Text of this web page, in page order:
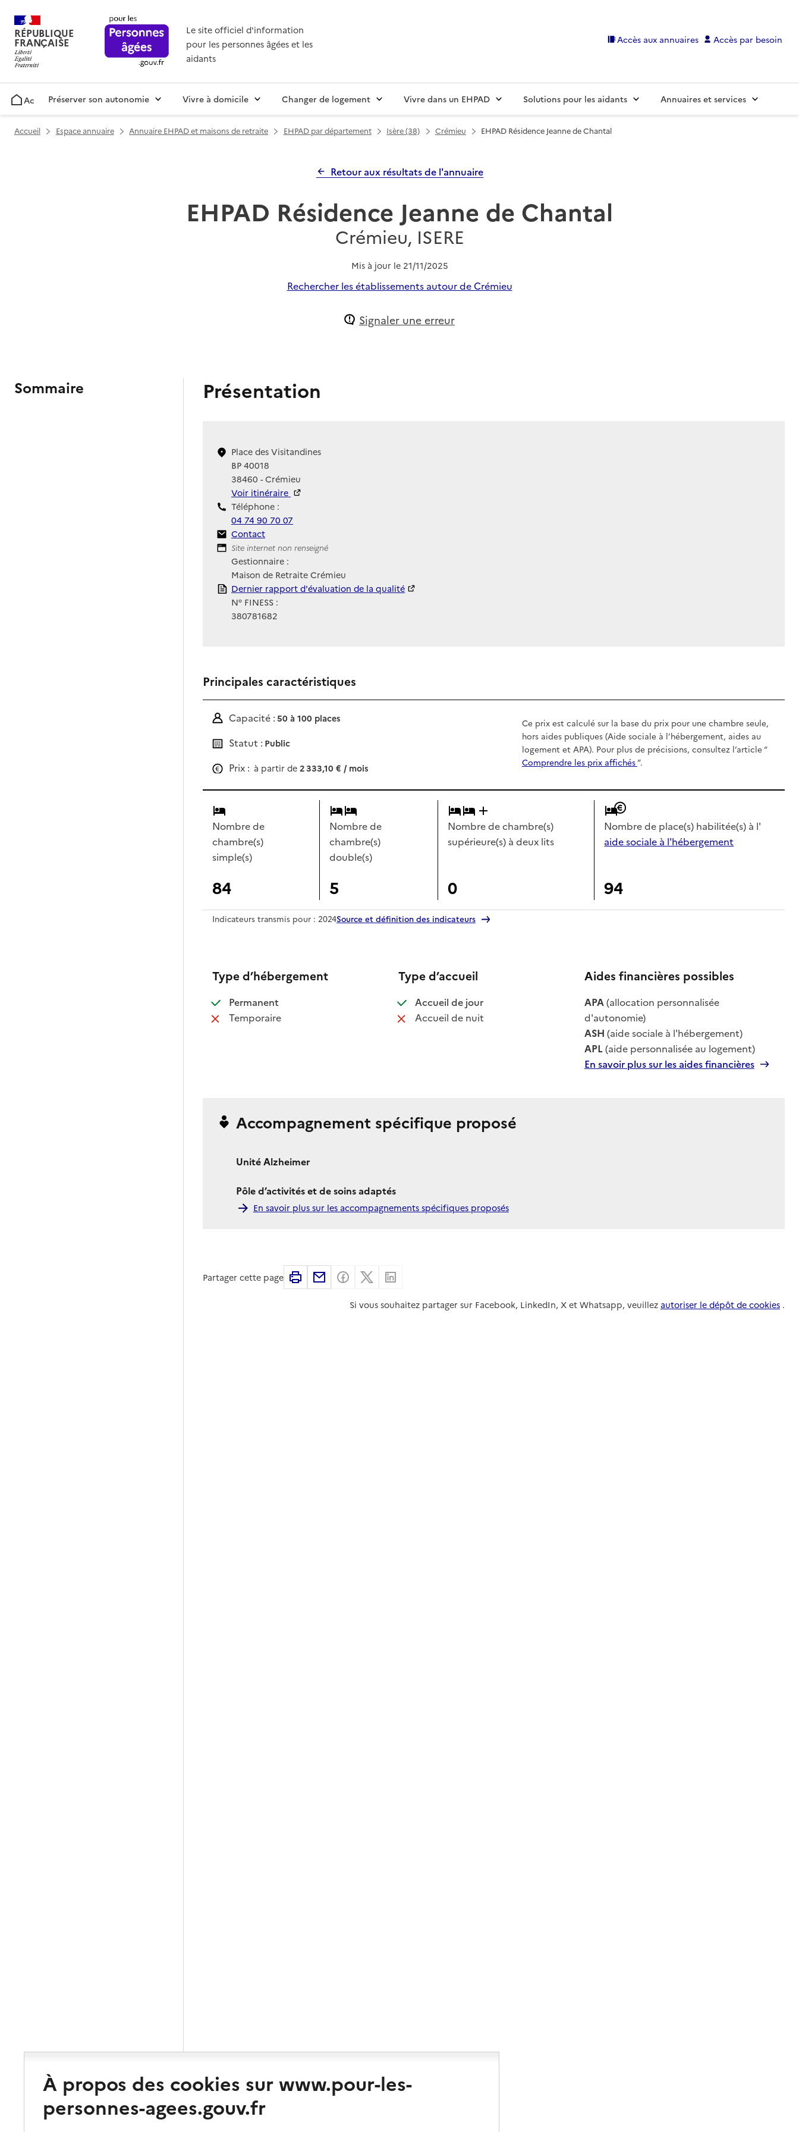
RÉPUBLIQUE
FRANÇAISE
Le site officiel d'information
pour les personnes âgées et les
aidants
Accès aux annuaires Accès par besoin
AccueilPréserver son autonomie Vivre à domicile Changer de logement Vivre dans un EHPAD Solutions pour les aidants Annuaires et services
Accueil Espace annuaire Annuaire EHPAD et maisons de retraite EHPAD par département Isère (38) Crémieu EHPAD Résidence Jeanne de Chantal
Retour aux résultats de l'annuaire
EHPAD Résidence Jeanne de Chantal
Crémieu, ISERE
Mis à jour le 21/11/2025
Rechercher les établissements autour de Crémieu
Signaler une erreur
Sommaire Présentation
Place des Visitandines
BP 40018
38460 - Crémieu
Voir itinéraire
Téléphone :
04 74 90 70 07
Contact
Contact
Site Internet
Site internet non renseigné
Gestionnaire :
Maison de Retraite Crémieu
Rapport HAS
Dernier rapport d'évaluation de la qualité
N° FINESS :
380781682
Principales caractéristiques
Capacité : 50 à 100 places
Statut : Public
Prix : à partir de 2 333,10 € / mois
Ce prix est calculé sur la base du prix pour une chambre seule,
hors aides publiques (Aide sociale à l’hébergement, aides au
logement et APA). Pour plus de précisions, consultez l’article “
Comprendre les prix affichés”.
Nombre de
chambre(s)
simple(s)
84
Nombre de
chambre(s)
double(s)
5
Nombre de chambre(s)
supérieure(s) à deux lits
0
Nombre de place(s) habilitée(s) à l'
aide sociale à l'hébergement
94
Indicateurs transmis pour : 2024Source et définition des indicateurs
Type d’hébergement
Permanent: disponible
Temporaire: non disponible
Type d’accueil
Accueil de jour: disponible
Accueil de nuit: non disponible
Aides financières possibles
APA(allocation personnalisée
d'autonomie)
ASH (aide sociale à l'hébergement)
APL(aide personnalisée au logement)
En savoir plus sur les aides financières
Accompagnement spécifique proposé
Unité Alzheimer
Pôle d’activités et de soins adaptés
En savoir plus sur les accompagnements spécifiques proposés
Partager cette page ImprimerPartager par email
Partager sur Facebook
Partager sur X
Si vous souhaitez partager sur Facebook, LinkedIn, X et Whatsapp, veuillez autoriser le dépôt de cookies .
À propos des cookies sur www.pour-les-
personnes-agees.gouv.fr